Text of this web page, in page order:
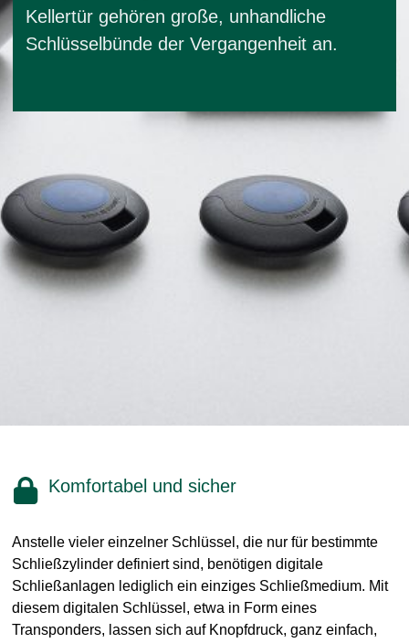
Kellertür gehören große, unhandliche
Schlüsselbünde der Vergangenheit an.
Komfortabel und sicher
Anstelle vieler einzelner Schlüssel, die nur für bestimmte
Schließzylinder definiert sind, benötigen digitale
Schließanlagen lediglich ein einziges Schließmedium. Mit
diesem digitalen Schlüssel, etwa in Form eines
Transponders, lassen sich auf Knopfdruck, ganz einfach,